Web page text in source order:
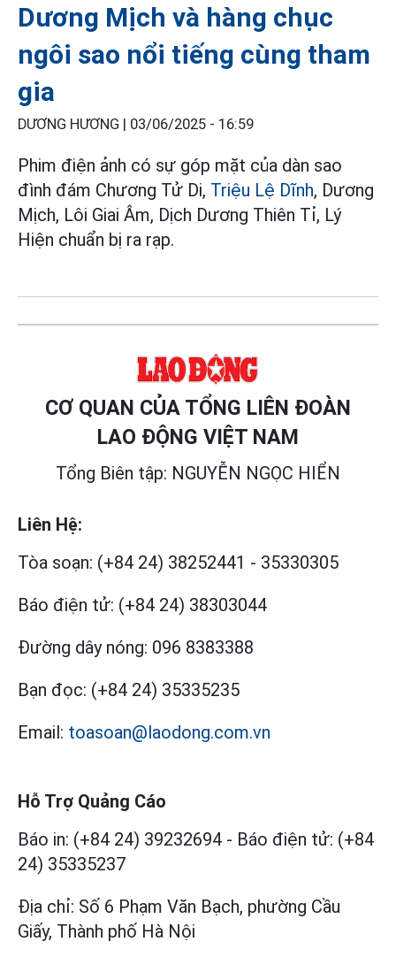
Dương Mịch và hàng chục
ngôi sao nổi tiếng cùng tham
gia
DƯƠNG HƯƠNG | 03/06/2025 - 16:59
Phim điện ảnh có sự góp mặt của dàn sao
đình đám Chương Tử Di, Triệu Lệ Dĩnh, Dương
Mịch, Lôi Giai Âm, Dịch Dương Thiên Tỉ, Lý
Hiện chuẩn bị ra rạp.
CƠ QUAN CỦA TỔNG LIÊN ĐOÀN
LAO ĐỘNG VIỆT NAM
Tổng Biên tập: NGUYỄN NGỌC HIỂN
Liên Hệ:
Tòa soạn: (+84 24) 38252441 - 35330305
Báo điện tử: (+84 24) 38303044
Đường dây nóng: 096 8383388
Bạn đọc: (+84 24) 35335235
Email: toasoan@laodong.com.vn
Hỗ Trợ Quảng Cáo
Báo in: (+84 24) 39232694 - Báo điện tử: (+84
24) 35335237
Địa chỉ: Số 6 Phạm Văn Bạch, phường Cầu
Giấy, Thành phố Hà Nội